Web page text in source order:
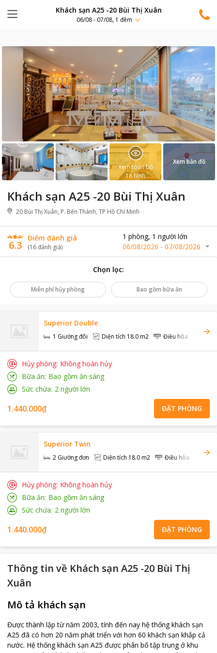
Khách sạn A25 -20 Bùi Thị Xuân
06/08 - 07/08, 1 đêm
Khách sạn A25 -20 Bùi Thị Xuân
20 Bùi Thị Xuân, P. Bến Thành, TP Hồ Chí Minh
6.3
Điểm đánh giá
(16đánh giá)
1 phòng, 1 người lớn
06/08/2026 - 07/08/2026
Xem toàn bộ
18 hình
Xem bản đồ
Chọn lọc:
Miễn phí hủy phòng Bao gồm bữa ăn
Superior Double
1 Giường đôi Diện tích 18.0 m2 Điều hòa
Hủy phòng Không hoàn hủy
Bữa ăn Bao gồm ăn sáng
Sức chứa 2 người lớn
1.440.000₫ ĐẶT PHÒNG
Superior Twin
2 Giường đơn Diện tích 18.0 m2 Điều hòa
Hủy phòng Không hoàn hủy
Bữa ăn Bao gồm ăn sáng
Sức chứa 2 người lớn
1.440.000₫ ĐẶT PHÒNG
Thông tin về Khách sạn A25 -20 Bùi Thị
Xuân
Mô tả khách sạn
Được thành lập từ năm 2003, tính đến nay hệ thống khách sạn
A25 đã có hơn 20 năm phát triển với hơn 60 khách sạn khắp cả
nước. Hệ thống khách sạn A25 được phân bố tập trung ở khu